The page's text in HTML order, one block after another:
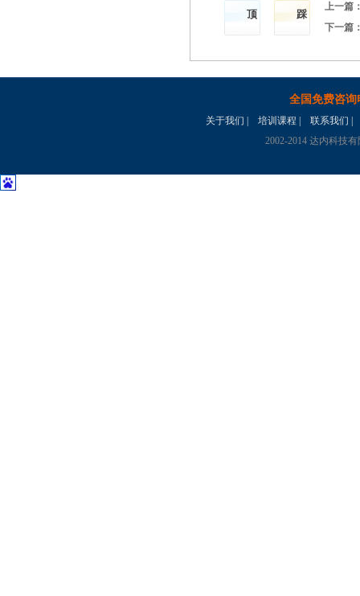
顶 踩
上一篇
下一篇
全国免费咨询
关于我们 培训课程 联系我们
2002-2014 达内科技